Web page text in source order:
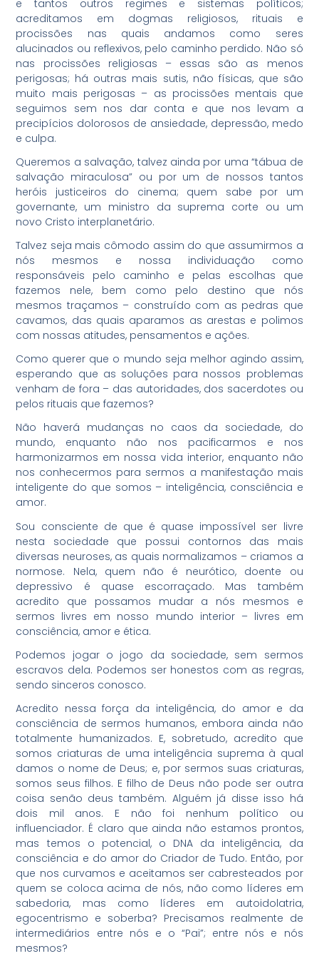
e tantos outros regimes e sistemas políticos;
acreditamos em dogmas religiosos, rituais e
procissões nas quais andamos como seres
alucinados ou reflexivos, pelo caminho perdido. Não só
nas procissões religiosas – essas são as menos
perigosas; há outras mais sutis, não físicas, que são
muito mais perigosas – as procissões mentais que
seguimos sem nos dar conta e que nos levam a
precipícios dolorosos de ansiedade, depressão, medo
e culpa.
Queremos a salvação, talvez ainda por uma “tábua de
salvação miraculosa” ou por um de nossos tantos
heróis justiceiros do cinema; quem sabe por um
governante, um ministro da suprema corte ou um
novo Cristo interplanetário.
Talvez seja mais cômodo assim do que assumirmos a
nós mesmos e nossa individuação como
responsáveis pelo caminho e pelas escolhas que
fazemos nele, bem como pelo destino que nós
mesmos traçamos – construído com as pedras que
cavamos, das quais aparamos as arestas e polimos
com nossas atitudes, pensamentos e ações.
Como querer que o mundo seja melhor agindo assim,
esperando que as soluções para nossos problemas
venham de fora – das autoridades, dos sacerdotes ou
pelos rituais que fazemos?
Não haverá mudanças no caos da sociedade, do
mundo, enquanto não nos pacificarmos e nos
harmonizarmos em nossa vida interior, enquanto não
nos conhecermos para sermos a manifestação mais
inteligente do que somos – inteligência, consciência e
amor.
Sou consciente de que é quase impossível ser livre
nesta sociedade que possui contornos das mais
diversas neuroses, as quais normalizamos – criamos a
normose. Nela, quem não é neurótico, doente ou
depressivo é quase escorraçado. Mas também
acredito que possamos mudar a nós mesmos e
sermos livres em nosso mundo interior – livres em
consciência, amor e ética.
Podemos jogar o jogo da sociedade, sem sermos
escravos dela. Podemos ser honestos com as regras,
sendo sinceros conosco.
Acredito nessa força da inteligência, do amor e da
consciência de sermos humanos, embora ainda não
totalmente humanizados. E, sobretudo, acredito que
somos criaturas de uma inteligência suprema à qual
damos o nome de Deus; e, por sermos suas criaturas,
somos seus filhos. E filho de Deus não pode ser outra
coisa senão deus também. Alguém já disse isso há
dois mil anos. E não foi nenhum político ou
influenciador. É claro que ainda não estamos prontos,
mas temos o potencial, o DNA da inteligência, da
consciência e do amor do Criador de Tudo. Então, por
que nos curvamos e aceitamos ser cabresteados por
quem se coloca acima de nós, não como líderes em
sabedoria, mas como líderes em autoidolatria,
egocentrismo e soberba? Precisamos realmente de
intermediários entre nós e o “Pai”; entre nós e nós
mesmos?